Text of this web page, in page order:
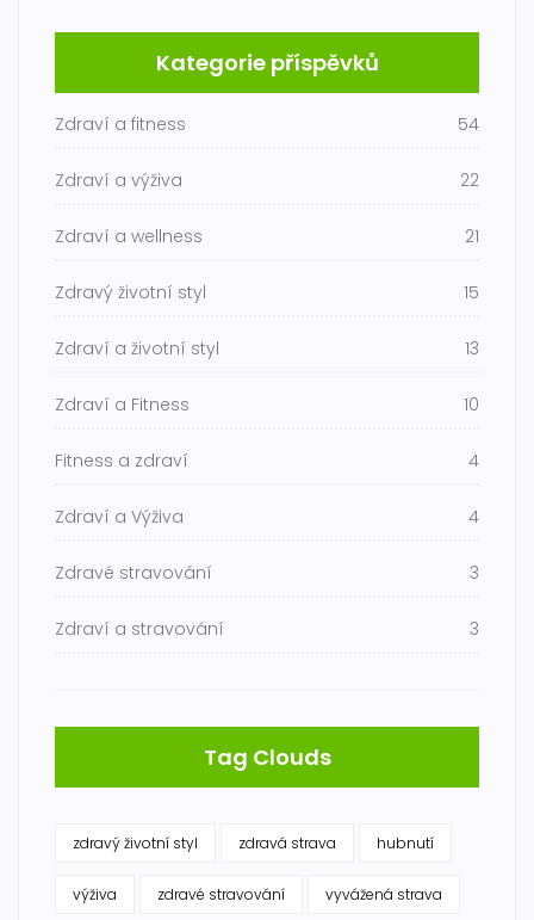
Kategorie příspěvků
Zdraví a fitness 54
Zdraví a výživa 22
Zdraví a wellness 21
Zdravý životní styl 15
Zdraví a životní styl 13
Zdraví a Fitness 10
Fitness a zdraví 4
Zdraví a Výživa 4
Zdravé stravování 3
Zdraví a stravování 3
Tag Clouds
zdravý životní styl zdravá strava hubnutí
výživa zdravé stravování vyvážená strava